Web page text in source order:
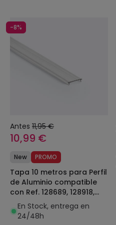
-8%
Antes 11,95 €
10,99 €
New PROMO
Tapa 10 metros para Perfil
de Aluminio compatible
con Ref. 128689, 128918,
128923
En Stock, entrega en
24/48h